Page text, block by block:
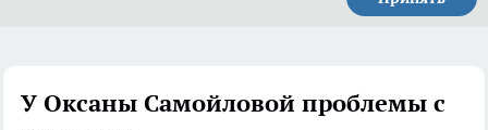
У Оксаны Самойловой проблемы с